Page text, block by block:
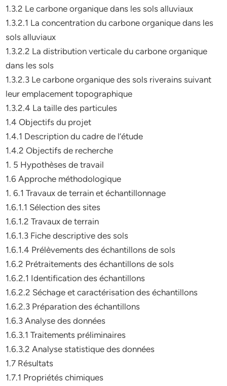
1.3.2 Le carbone organique dans les sols alluviaux
1.3.2.1 La concentration du carbone organique dans les
sols alluviaux
1.3.2.2 La distribution verticale du carbone organique
dans les sols
1.3.2.3 Le carbone organique des sols riverains suivant
leur emplacement topographique
1.3.2.4 La taille des particules
1.4 Objectifs du projet
1.4.1 Description du cadre de l’étude
1.4.2 Objectifs de recherche
1. 5 Hypothèses de travail
1.6 Approche méthodologique
1. 6.1 Travaux de terrain et échantillonnage
1.6.1.1 Sélection des sites
1.6.1.2 Travaux de terrain
1.6.1.3 Fiche descriptive des sols
1.6.1.4 Prélèvements des échantillons de sols
1.6.2 Prétraitements des échantillons de sols
1.6.2.1 Identification des échantillons
1.6.2.2 Séchage et caractérisation des échantillons
1.6.2.3 Préparation des échantillons
1.6.3 Analyse des données
1.6.3.1 Traitements préliminaires
1.6.3.2 Analyse statistique des données
1.7 Résultats
1.7.1 Propriétés chimiques